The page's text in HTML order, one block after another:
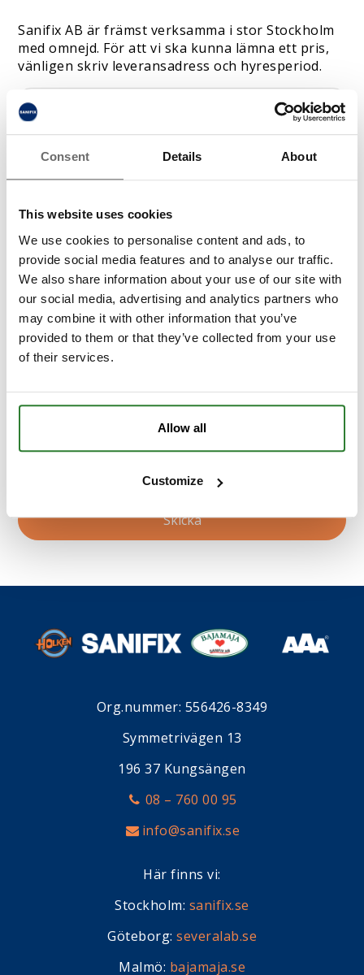
Consent Details About
This website uses cookies
We use cookies to personalise content and ads, to
provide social media features and to analyse our traffic.
We also share information about your use of our site with
our social media, advertising and analytics partners who
may combine it with other information that you’ve
provided to them or that they’ve collected from your use
of their services.
Allow all
Customize
Sanifix AB är främst verksamma i stor Stockholm
med omnejd. För att vi ska kunna lämna ett pris,
vänligen skriv leveransadress och hyresperiod.
I samband med att du kontaktar oss godkänner du
Org.nummer: 556426-8349
Symmetrivägen 13
196 37 Kungsängen
08 – 760 00 95
info@sanifix.se
Här finns vi:
Stockholm: sanifix.se
Göteborg: severalab.se
Malmö: bajamaja.se